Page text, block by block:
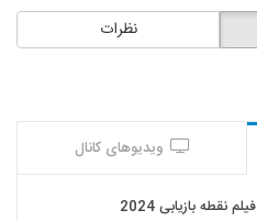
نظرات
ویدیوهای کانال
فیلم نقطه بازیابی 2024